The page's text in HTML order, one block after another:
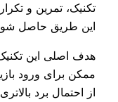
تکنیک، تمرین و
این طریق حاصل
هدف اصلی این
ممکن برای ورود
از احتمال برد